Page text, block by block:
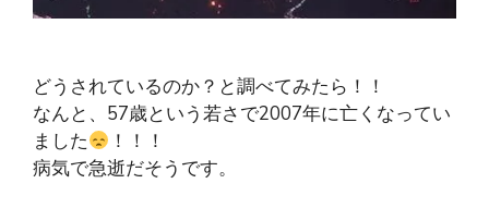
どうされているのか？と調べてみたら！！
なんと、57歳という若さで2007年に亡くなってい
ました
！！！
病気で急逝だそうです。